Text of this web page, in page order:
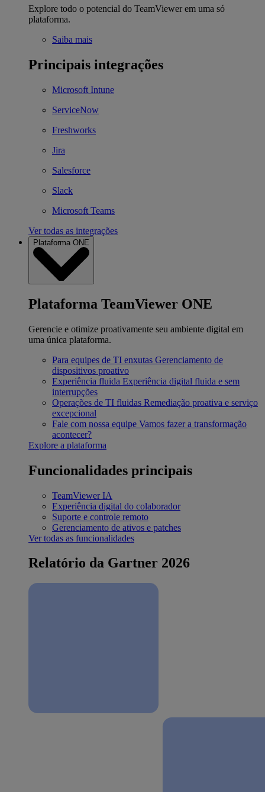
Explore todo o potencial do TeamViewer em uma só
plataforma.
Saiba mais
Principais integrações
Microsoft Intune
ServiceNow
Freshworks
Jira
Salesforce
Slack
Microsoft Teams
Ver todas as integrações
Plataforma ONE
Plataforma TeamViewer ONE
Gerencie e otimize proativamente seu ambiente digital em
uma única plataforma.
Para equipes de TI enxutas Gerenciamento de
dispositivos proativo
Experiência fluida Experiência digital fluida e sem
interrupções
Operações de TI fluidas Remediação proativa e serviço
excepcional
Fale com nossa equipe Vamos fazer a transformação
acontecer?
Explore a plataforma
Funcionalidades principais
TeamViewer IA
Experiência digital do colaborador
Suporte e controle remoto
Gerenciamento de ativos e patches
Ver todas as funcionalidades
Relatório da Gartner 2026